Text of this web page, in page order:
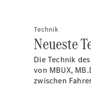
Technik
Neueste
Die Technik
von MBUX,
zwischen